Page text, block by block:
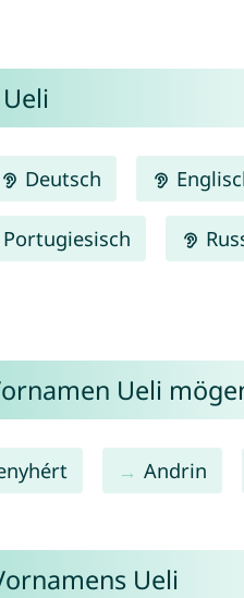
Deutsch
Portugiesisch
Ueli
Andrin
Ueli